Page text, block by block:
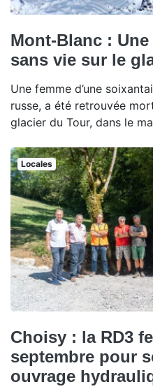
Mont-Blanc :
sans vie sur le
Une femme d’une
russe, a été retrouvée
glacier du Tour, dans le
Locales
Choisy : la RD3
septembre pour
ouvrage